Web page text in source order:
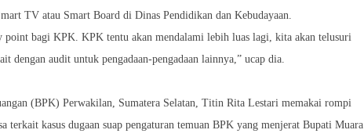
TV atau Smart Board di Dinas Pendidikan dan Kebudayaan.
point bagi KPK. KPK tentu akan mendalami lebih luas lagi, kita akan telusuri
dengan audit untuk pengadaan-pengadaan lainnya,” ucap dia.
(BPK) Perwakilan, Sumatera Selatan, Titin Rita Lestari memakai rompi
kasus dugaan suap pengaturan temuan BPK yang menjerat Bupati Muara